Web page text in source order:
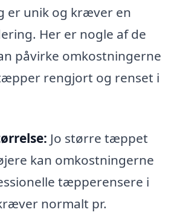
er unik og kræver en
Her er nogle af de
påvirke omkostningerne
rengjort og renset i
Jo større tæppet
kan omkostningerne
tæpperensere i
normalt pr.